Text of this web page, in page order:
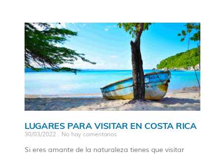
LUGARES PARA VISITAR EN COSTA RICA
30/03/2022 No hay comentarios
Si eres amante de la naturaleza tienes que visitar